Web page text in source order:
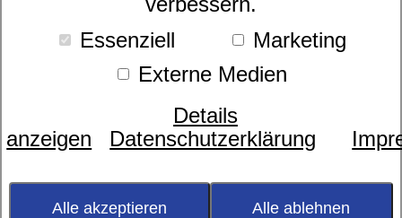
Essenziell
Marketing
Externe Medien
Details
anzeigen
Datenschutzerklärung
Alle akzeptieren Alle ablehnen